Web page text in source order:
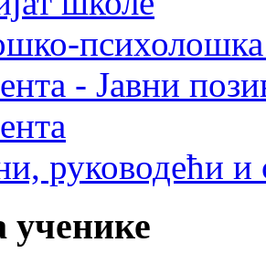
психолошка
- Јавни
руководећи и
ученике